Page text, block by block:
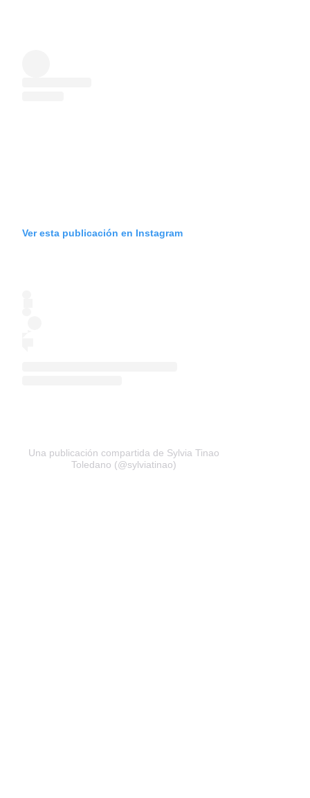
Ver esta publicación en Instagram
Una publicación compartida de Sylvia Tinao
Toledano (@sylviatinao)